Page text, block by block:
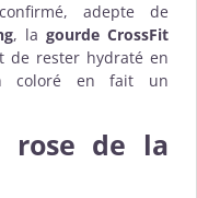
adepte de
, la gourde CrossFit
de rester hydraté en
coloré en fait un
rose de la